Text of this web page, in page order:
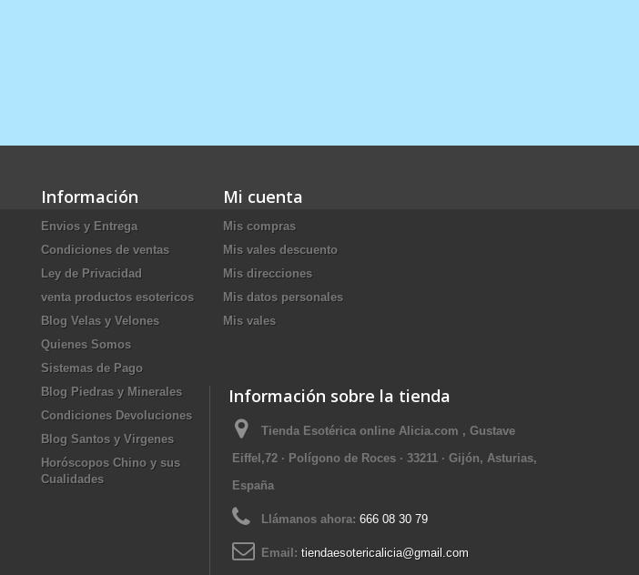
Información
Envios y Entrega
Condiciones de ventas
Ley de Privacidad
venta productos esotericos
Blog Velas y Velones
Quienes Somos
Sistemas de Pago
Blog Piedras y Minerales
Condiciones Devoluciones
Blog Santos y Virgenes
Horóscopos Chino y sus
Cualidades
Mi cuenta
Mis compras
Mis vales descuento
Mis direcciones
Mis datos personales
Mis vales
Información sobre la tienda
Tienda Esotérica online Alicia.com , Gustave
Eiffel,72 · Polígono de Roces · 33211 · Gijón, Asturias,
España
Llámanos ahora: 666 08 30 79
Email: tiendaesotericalicia@gmail.com